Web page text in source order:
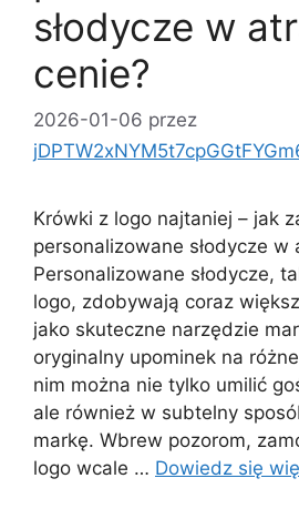
słodycze w
cenie?
2026-01-06 przez
Krówki z logo najtaniej – jak
personalizowane słodycze w
Personalizowane słodycze,
logo, zdobywają coraz
jako skuteczne narzędzie
oryginalny upominek na
nim można nie tylko umilić
ale również w subtelny
markę. Wbrew pozorom,
logo wcale … Dowiedz się